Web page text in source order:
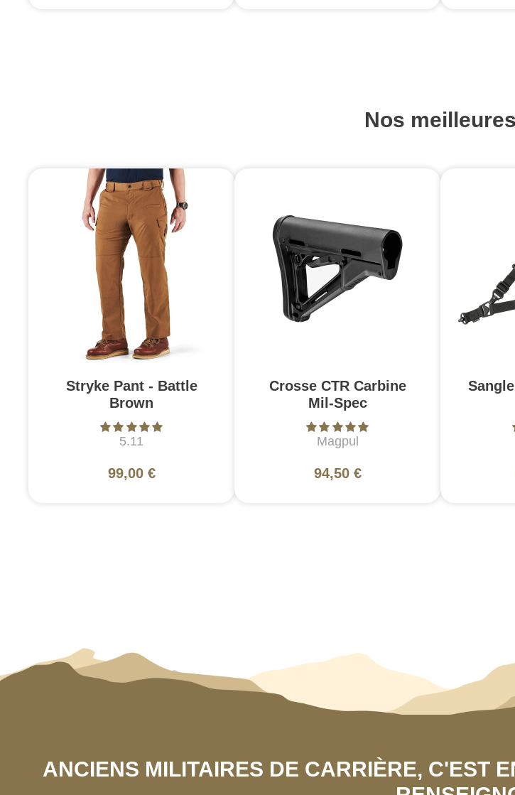
Nos meilleures
Stryke Pant - Battle
Brown
5.11
99,00 €
Crosse CTR Carbine
Mil-Spec
Magpul
94,50 €
ANCIENS MILITAIRES DE CARRIÈRE, C'EST